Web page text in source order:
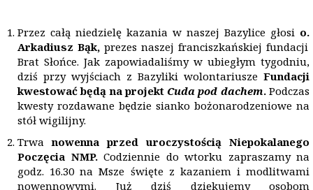
Przez całą niedzielę kazania w naszej Bazylice głosi o.
Arkadiusz Bąk, prezes naszej franciszkańskiej fundacji
Brat Słońce. Jak zapowiadaliśmy w ubiegłym tygodniu,
dziś przy wyjściach z Bazyliki wolontariusze Fundacji
kwestować będą na projekt Cuda pod dachem.Podczas
kwesty rozdawane będzie sianko bożonarodzeniowe na
stół wigilijny.
Trwanowenna przed uroczystością Niepokalanego
Poczęcia NMP.Codziennie do wtorku zapraszamy na
godz. 16.30 na Msze święte z kazaniem i modlitwami
nowennowymi. Już dziś dziękujemy osobom